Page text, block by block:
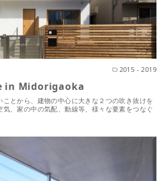
2015 - 2019
in Midorigaoka
とから、建物の中心に大きな２つの吹き抜けを
、家の中の気配、動線等、様々な要素をつなぐ